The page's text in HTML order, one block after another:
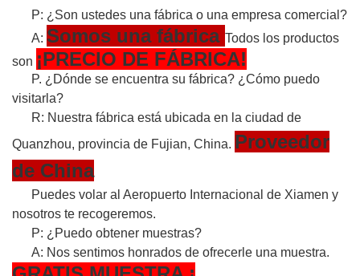
P: ¿Son ustedes una fábrica o una empresa comercial?
A: Somos una fábrica Todos los productos
son ¡PRECIO DE FÁBRICA!
P. ¿Dónde se encuentra su fábrica? ¿Cómo puedo
visitarla?
R: Nuestra fábrica está ubicada en la ciudad de
Quanzhou, provincia de Fujian, China. Proveedor
de China
Puedes volar al Aeropuerto Internacional de Xiamen y
nosotros te recogeremos.
P: ¿Puedo obtener muestras?
A: Nos sentimos honrados de ofrecerle una muestra.